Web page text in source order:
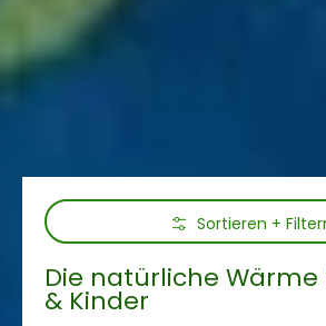
Zum Hauptinhalt springenSortieren +
Die natürliche Wärme
& Kinder